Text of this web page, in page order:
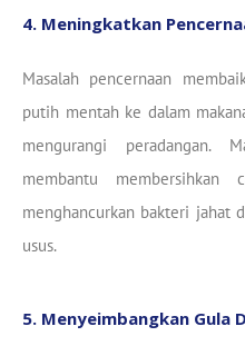
4. Meningkatkan
Masalah pencernaan
putih mentah ke dalam
mengurangi peradangan.
membantu membersihkan
menghancurkan bakteri jahat
usus.
5. Menyeimbangkan Gula